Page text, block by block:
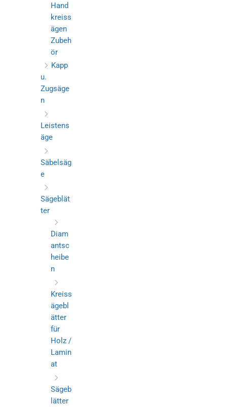
Hand
kreiss
ägen
Zubeh
ör
Kapp
u.
Zugsäge
n
Leistens
äge
Säbelsäg
e
Sägeblät
ter
Diam
antsc
heibe
n
Kreiss
ägebl
ätter
für
Holz /
Lamin
at
Sägeb
lätter